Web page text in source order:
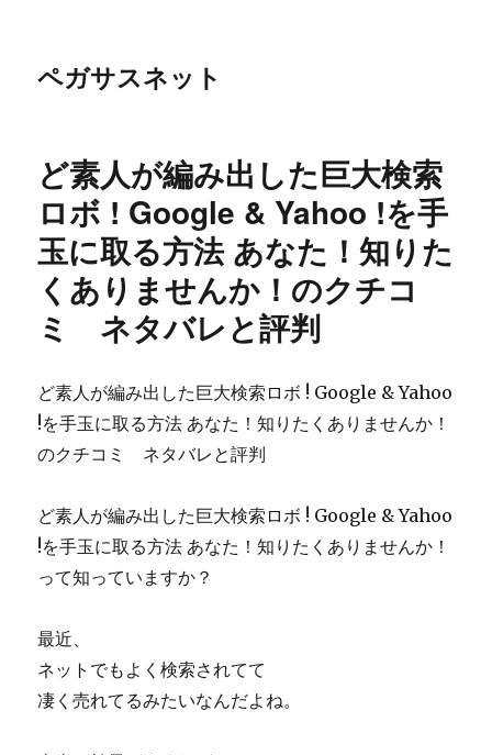
ペガサスネット
ど素人が編み出した巨大検索
ロボ ! Google & Yahoo !を手
玉に取る方法 あなた！知りた
くありませんか！のクチコ
ミ ネタバレと評判
ど素人が編み出した巨大検索ロボ ! Google & Yahoo
!を手玉に取る方法 あなた！知りたくありませんか！
のクチコミ ネタバレと評判
ど素人が編み出した巨大検索ロボ ! Google & Yahoo
!を手玉に取る方法 あなた！知りたくありませんか！
って知っていますか？
最近、
ネットでもよく検索されてて
凄く売れてるみたいなんだよね。